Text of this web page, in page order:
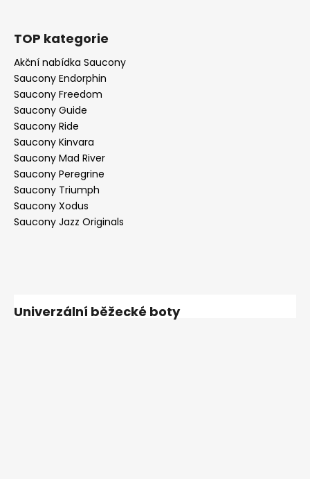
TOP kategorie
Akční nabídka Saucony
Saucony Endorphin
Saucony Freedom
Saucony Guide
Saucony Ride
Saucony Kinvara
Saucony Mad River
Saucony Peregrine
Saucony Triumph
Saucony Xodus
Saucony Jazz Originals
Univerzální běžecké boty